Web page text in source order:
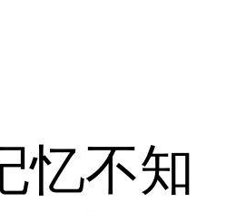
忆不知